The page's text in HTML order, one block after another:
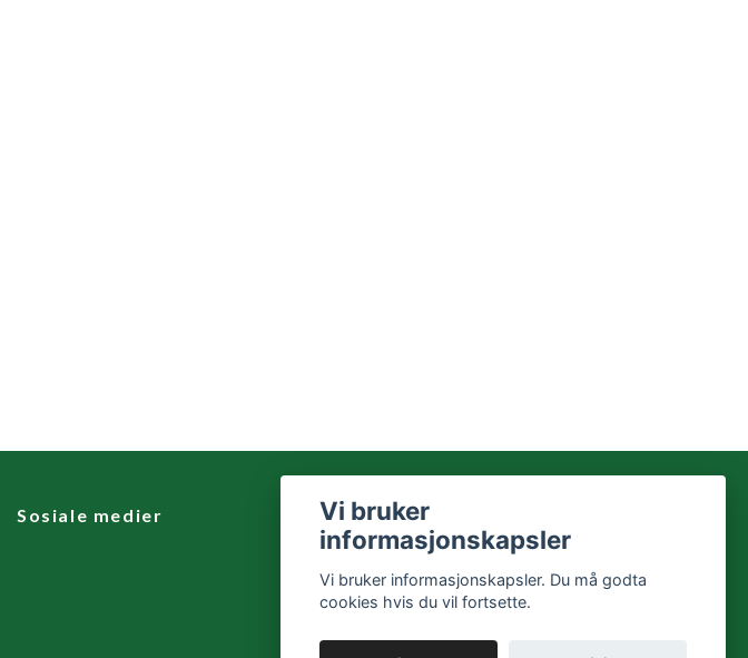
Sosiale medier
Vi bruker
informasjonskapsler
Vi bruker informasjonskapsler. Du må godta
cookies hvis du vil fortsette.